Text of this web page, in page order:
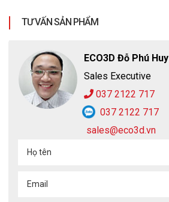
TƯ VẤN SẢN PHẨM
ECO3D Đỗ Phú Huy
Sales Executive
037 2122 717
037 2122 717
sales@eco3d.vn
Họ tên
Email